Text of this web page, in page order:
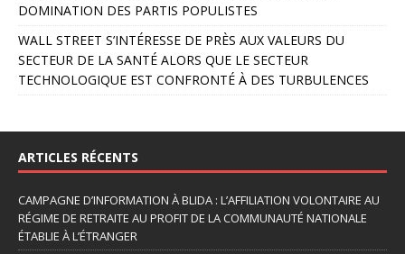
DOMINATION DES PARTIS POPULISTES
WALL STREET S’INTÉRESSE DE PRÈS AUX VALEURS DU
SECTEUR DE LA SANTÉ ALORS QUE LE SECTEUR
TECHNOLOGIQUE EST CONFRONTÉ À DES TURBULENCES
ARTICLES RÉCENTS
CAMPAGNE D’INFORMATION À BLIDA : L’AFFILIATION VOLONTAIRE AU
RÉGIME DE RETRAITE AU PROFIT DE LA COMMUNAUTÉ NATIONALE
ÉTABLIE À L’ÉTRANGER